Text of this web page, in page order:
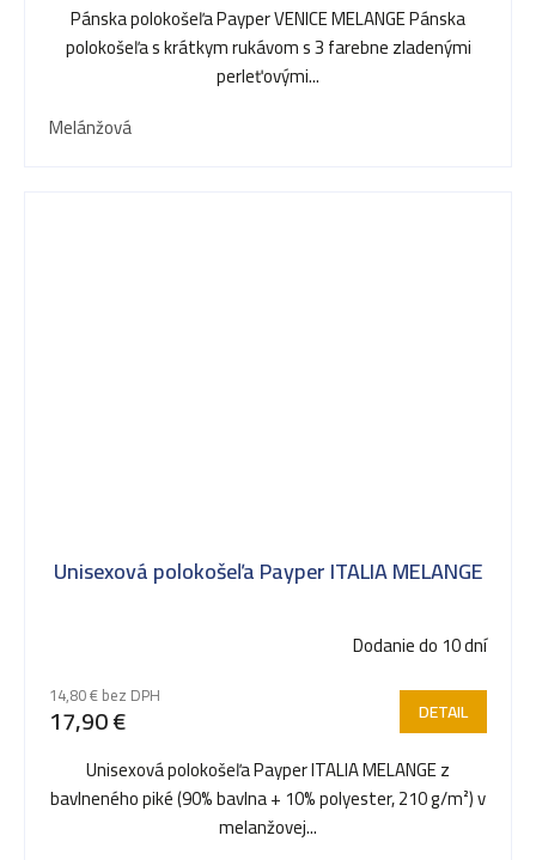
Pánska polokošeľa Payper VENICE MELANGE Pánska
polokošeľa s krátkym rukávom s 3 farebne zladenými
perleťovými...
Melánžová
Unisexová polokošeľa Payper ITALIA MELANGE
Dodanie do 10 dní
14,80 € bez DPH
17,90 € DETAIL
Unisexová polokošeľa Payper ITALIA MELANGE z
bavlneného piké (90% bavlna + 10% polyester, 210 g/m²) v
melanžovej...